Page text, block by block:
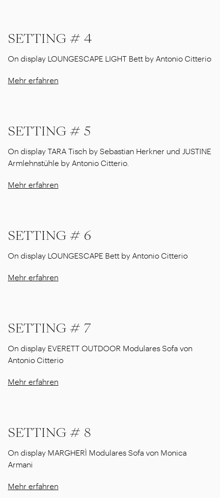
SETTING # 4
On display LOUNGESCAPE LIGHT Bett by Antonio Citterio
Mehr erfahren
SETTING # 5
On display TARA Tisch by Sebastian Herkner und JUSTINE
Armlehnstühle by Antonio Citterio.
Mehr erfahren
SETTING # 6
On display LOUNGESCAPE Bett by Antonio Citterio
Mehr erfahren
SETTING # 7
On display EVERETT OUTDOOR Modulares Sofa von
Antonio Citterio
Mehr erfahren
SETTING # 8
On display MARGHERÌ Modulares Sofa von Monica
Armani
Mehr erfahren